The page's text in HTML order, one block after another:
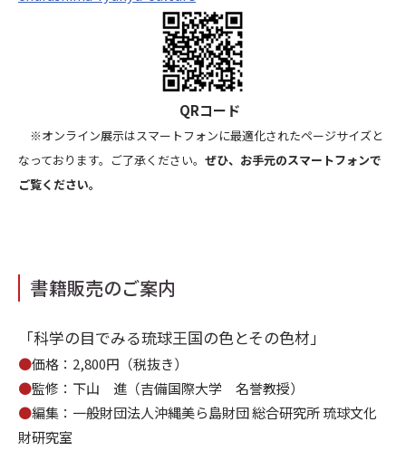
QRコード
※オンライン展示はスマートフォンに最適化されたページサイズと
なっております。ご了承ください。 ぜひ、お手元のスマートフォンで
ご覧ください。
書籍販売のご案内
「科学の目でみる琉球王国の色とその色材」
●価格：2,800円（税抜き）
●監修：下山 進（吉備国際大学 名誉教授）
●編集：一般財団法人沖縄美ら島財団 総合研究所 琉球文化
財研究室